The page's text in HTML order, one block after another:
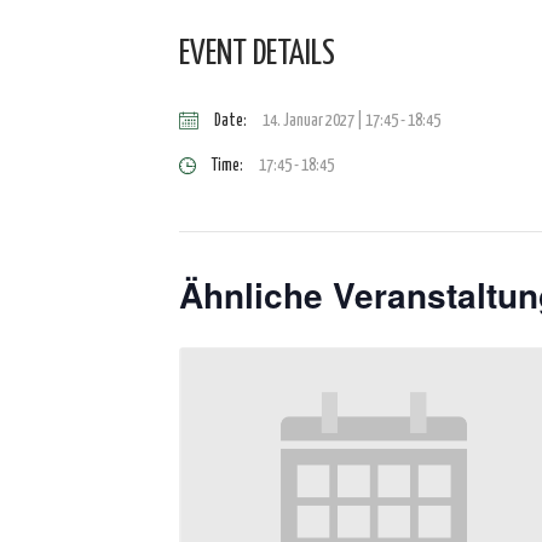
EVENT DETAILS
Date: 14. Januar 2027 | 17:45-18:45
Time: 17:45 - 18:45
Ähnliche